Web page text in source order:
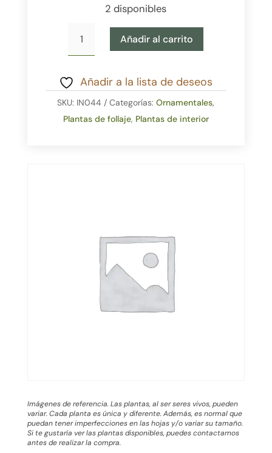
Imágenes de referencia. Las plantas, al ser seres vivos, pueden
variar. Cada planta es única y diferente. Además, es normal que
puedan tener imperfecciones en las hojas y/o variar su tamaño.
Si te gustaría ver las plantas disponibles, puedes contactarnos
antes de realizar la compra.
2 disponibles
Lyrata
cantidad
Añadir al carrito
Añadir a la lista de deseos
SKU: IN044 Categorías:Ornamentales,
Plantas de follaje, Plantas de interior